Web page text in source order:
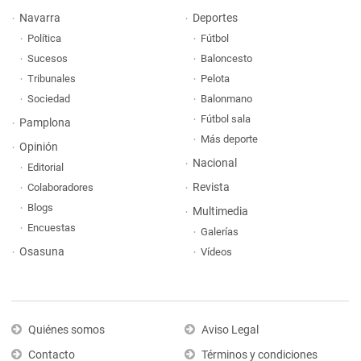
Navarra
Política
Sucesos
Tribunales
Sociedad
Pamplona
Opinión
Editorial
Colaboradores
Blogs
Encuestas
Osasuna
Deportes
Fútbol
Baloncesto
Pelota
Balonmano
Fútbol sala
Más deporte
Nacional
Revista
Multimedia
Galerías
Vídeos
Quiénes somos
Contacto
Aviso Legal
Términos y condiciones